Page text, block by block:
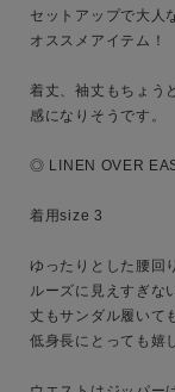
キーワード
MENS
サイズ
セットアップで大人
オススメアイテム！
着丈、袖丈もちょう
感になりそうです。
◎ LINEN OVER
着用size 3
ゆったりとした腰回
ルーズに見えすぎな
丈もサンダル履いて
低身長にとっても嬉